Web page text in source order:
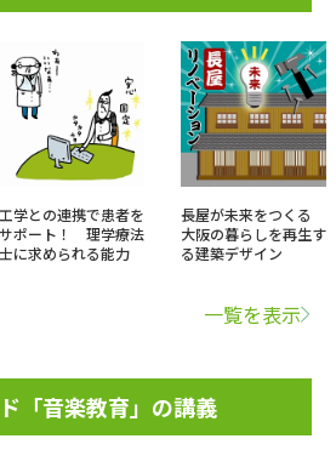
工学との連携で患者を
サポート！ 理学療法
士に求められる能力
長屋が未来をつくる
大阪の暮らしを再生す
る建築デザイン
一覧を表示
「音楽教育」の講義